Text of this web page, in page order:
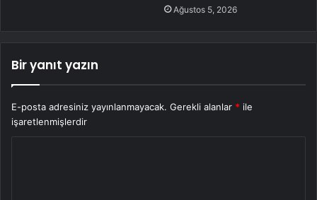
Ağustos 5, 2026
Bir yanıt yazın
E-posta adresiniz yayınlanmayacak. Gerekli alanlar * ile
işaretlenmişlerdir